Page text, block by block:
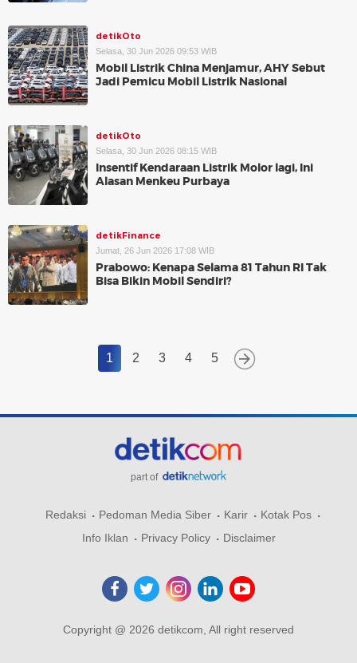
detikOto
Selasa, 30 Jun 2026 09:53 WIB
Mobil Listrik China Menjamur, AHY Sebut
Jadi Pemicu Mobil Listrik Nasional
detikOto
Selasa, 30 Jun 2026 08:15 WIB
Insentif Kendaraan Listrik Molor lagi, Ini
Alasan Menkeu Purbaya
detikFinance
Jumat, 26 Jun 2026 17:08 WIB
Prabowo: Kenapa Selama 81 Tahun RI Tak
Bisa Bikin Mobil Sendiri?
1 2 3 4 5
part of
Redaksi Pedoman Media Siber Karir
Kotak Pos
Info Iklan
Privacy Policy Disclaimer
Copyright @ 2026 detikcom, All right reserved